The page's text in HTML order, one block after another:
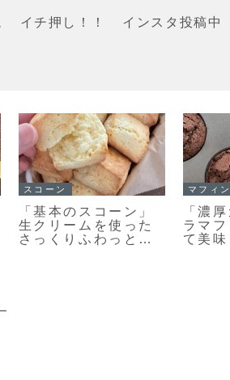
イチ押し！！ インスタ投稿中
ーン」
使った
っとな
マフィン
「濃厚ガトーショコ
ラマフィン」冷やし
て美味しいマフィン